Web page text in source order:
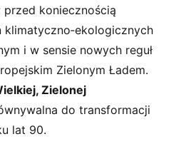
koniecznością
klimatyczno­‑ekologicznych
i w sensie nowych reguł
Zielonym Ładem.
Zielonej
do transformacji
lat 90.